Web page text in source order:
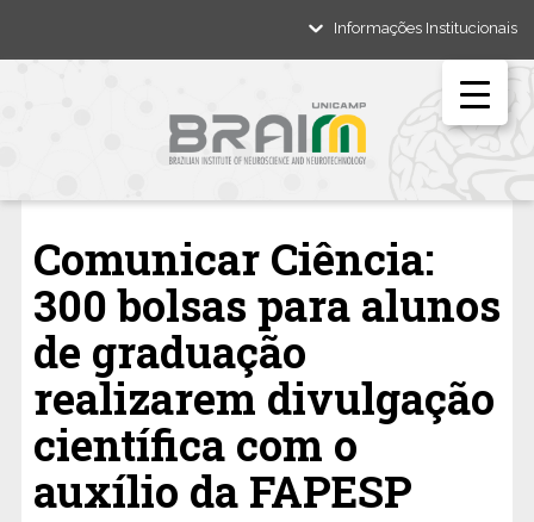
Informações Institucionais
Comunicar Ciência:
300 bolsas para alunos
de graduação
realizarem divulgação
científica com o
auxílio da FAPESP